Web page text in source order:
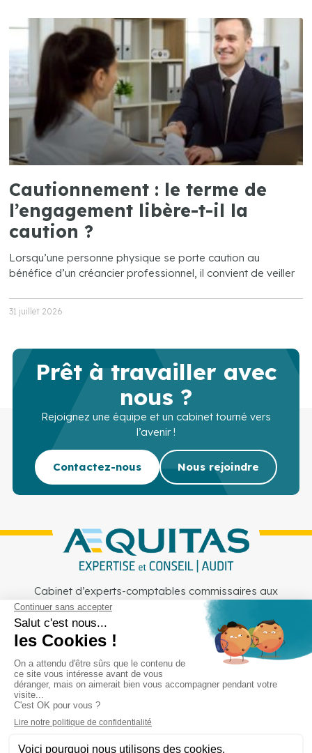
Cautionnement : le terme de
l’engagement libère-t-il la
caution ?
Lorsqu’une personne physique se porte caution au
bénéfice d’un créancier professionnel, il convient de veiller
31 juillet 2026
Prêt à travailler avec
nous ?
Rejoignez une équipe et un cabinet tourné vers
l’avenir !
Contactez-nous Nous rejoindre
Cabinet d’experts-comptables commissaires aux
comptes sur Lille, Lens et Douai
Services Secteurs Outils
Cabinet
Recrutement